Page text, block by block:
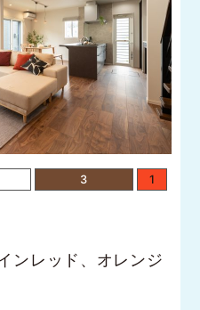
3 1
ンレッド、オレンジ